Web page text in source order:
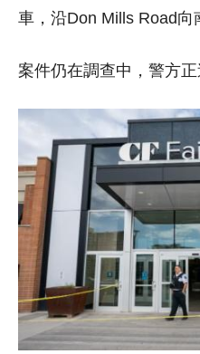
車，沿Don Mills Road向
案件仍在調查中，警方正